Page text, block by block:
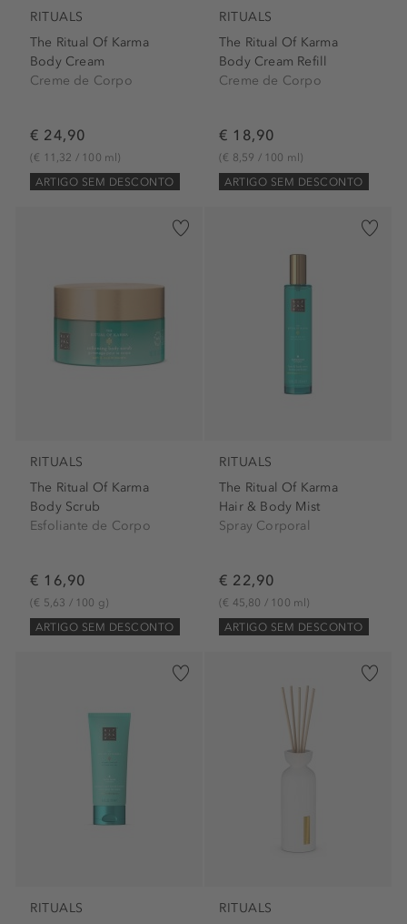
RITUALS
The Ritual Of Karma
Body Cream
Creme de Corpo
€ 24,90
(€ 11,32 / 100 ml)
ARTIGO SEM DESCONTO
RITUALS
The Ritual Of Karma
Body Cream Refill
Creme de Corpo
€ 18,90
(€ 8,59 / 100 ml)
ARTIGO SEM DESCONTO
RITUALS
The Ritual Of Karma
Body Scrub
Esfoliante de Corpo
€ 16,90
(€ 5,63 / 100 g)
ARTIGO SEM DESCONTO
RITUALS
The Ritual Of Karma
Hair & Body Mist
Spray Corporal
€ 22,90
(€ 45,80 / 100 ml)
ARTIGO SEM DESCONTO
RITUALS
RITUALS